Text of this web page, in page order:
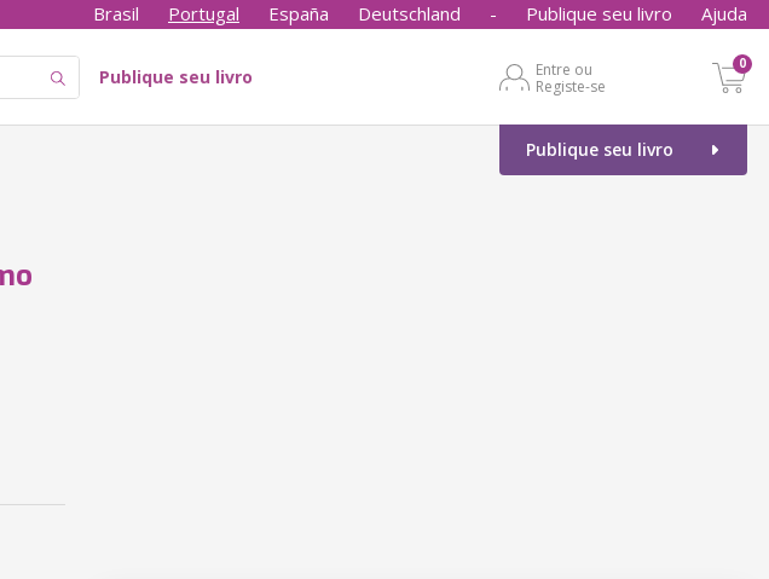
Brasil Portugal España Deutschland - Publique seu livro Ajuda
Publique seu livro
Entre ou
Registe-se
0
Publique seu livro